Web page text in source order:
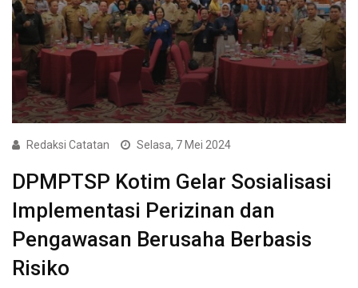
Redaksi Catatan Selasa, 7 Mei 2024
DPMPTSP Kotim Gelar Sosialisasi
Implementasi Perizinan dan
Pengawasan Berusaha Berbasis
Risiko